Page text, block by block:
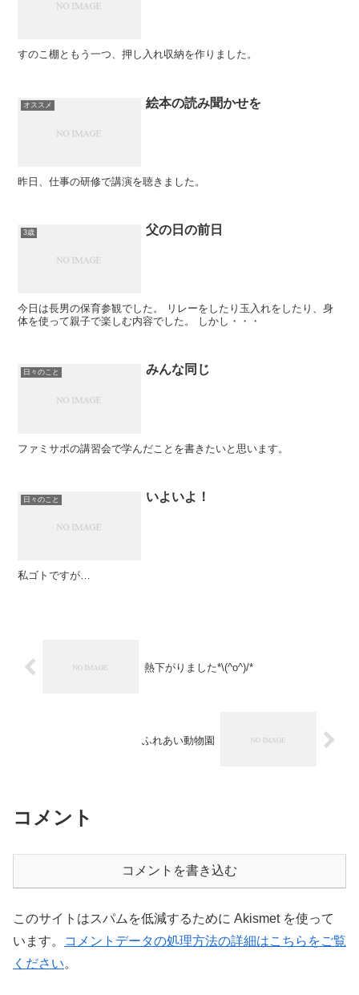
すのこ棚ともう一つ、押し入れ収納を作りました。
オススメ 絵本の読み聞かせを
昨日、仕事の研修で講演を聴きました。
3歳 父の日の前日
今日は長男の保育参観でした。 リレーをしたり玉入れをしたり、身
体を使って親子で楽しむ内容でした。 しかし・・・
日々のこと みんな同じ
ファミサポの講習会で学んだことを書きたいと思います。
日々のこと いよいよ！
私ゴトですが…
熱下がりました*\(^o^)/*
ふれあい動物園
コメント
コメントを書き込む
このサイトはスパムを低減するために Akismet を使って
います。
コメントデータの処理方法の詳細はこちらをご覧
ください。